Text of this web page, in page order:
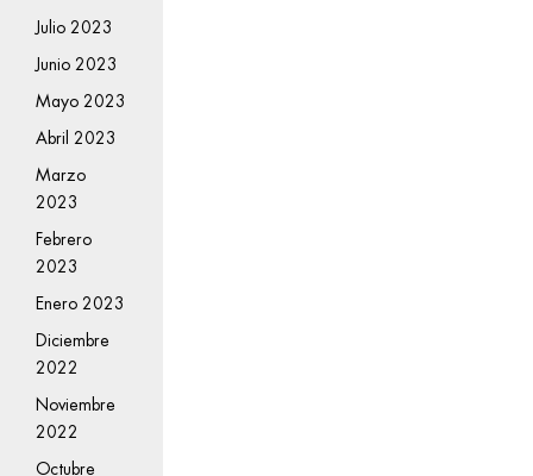
Julio 2023
Junio 2023
Mayo 2023
Abril 2023
Marzo
2023
Febrero
2023
Enero 2023
Diciembre
2022
Noviembre
2022
Octubre